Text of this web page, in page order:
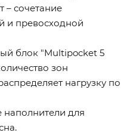
сочетание
и превосходной
блок "Multipocket 5
зон
нагрузку по
для